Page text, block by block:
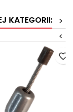
KATEGORII:
>
<
favorite_border